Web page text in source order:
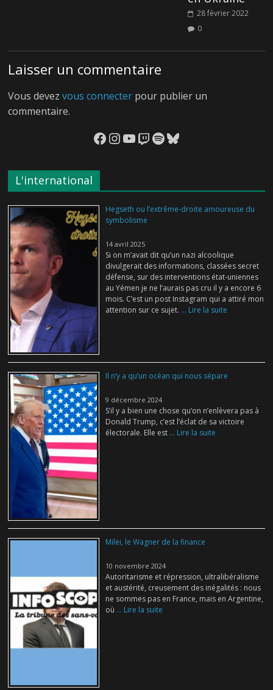
28 février 2022
0
Laisser un commentaire
Vous devezvous connecter pour publier un
commentaire.
Facebook
Instagram
YouTube
Twitch
Spotify
Bluesky
L'international
Hegseth ou l’extrême-droite amoureuse du
symbolisme
14 avril 2025
Si on m’avait dit qu’un nazi alcoolique
divulgerait des informations, classées secret
défense, sur des interventions état-uniennes
au Yémen je ne l’aurais pas cru il y a encore 6
mois. C’est un post Instagram qui a attiré mon
attention sur ce sujet. ... Lire la suite
Il n’y a qu’un océan qui nous sépare
9 décembre 2024
S’il y a bien une chose qu’on n’enlèvera pas à
Donald Trump, c’est l’éclat de sa victoire
électorale. Elle est ... Lire la suite
Milei, le Wagner de la finance
10 novembre 2024
Autoritarisme et répression, ultralibéralisme
et austérité, creusement des inégalités : nous
ne sommes pas en France, mais en Argentine,
où ... Lire la suite